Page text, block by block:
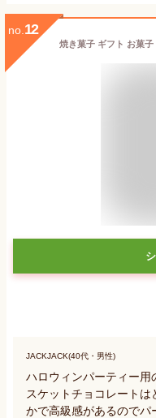
no. 12
JACKJACK(40代・男性)
ハロウィンパーティー
スケットチョコレート
かで高級感があるのでパ